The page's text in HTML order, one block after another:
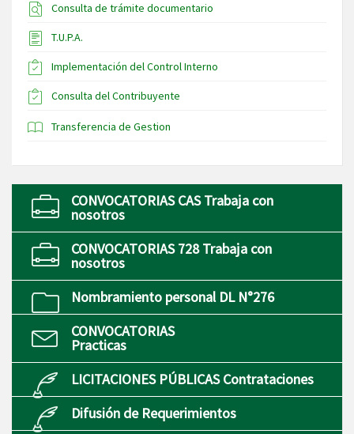
Consulta de trámite documentario
T.U.P.A.
Implementación del Control Interno
Consulta del Contribuyente
Transferencia de Gestion
CONVOCATORIAS CAS Trabaja con
nosotros
CONVOCATORIAS 728 Trabaja con
nosotros
Nombramiento personal DL N°276
CONVOCATORIAS
Practicas
LICITACIONES PÚBLICAS Contrataciones
Difusión de Requerimientos